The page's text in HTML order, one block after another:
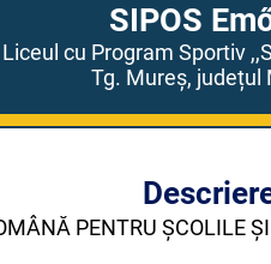
SIPOS
Liceul cu Program Sportiv
Tg. Mureș, județul
PENTRU ȘCOLILE